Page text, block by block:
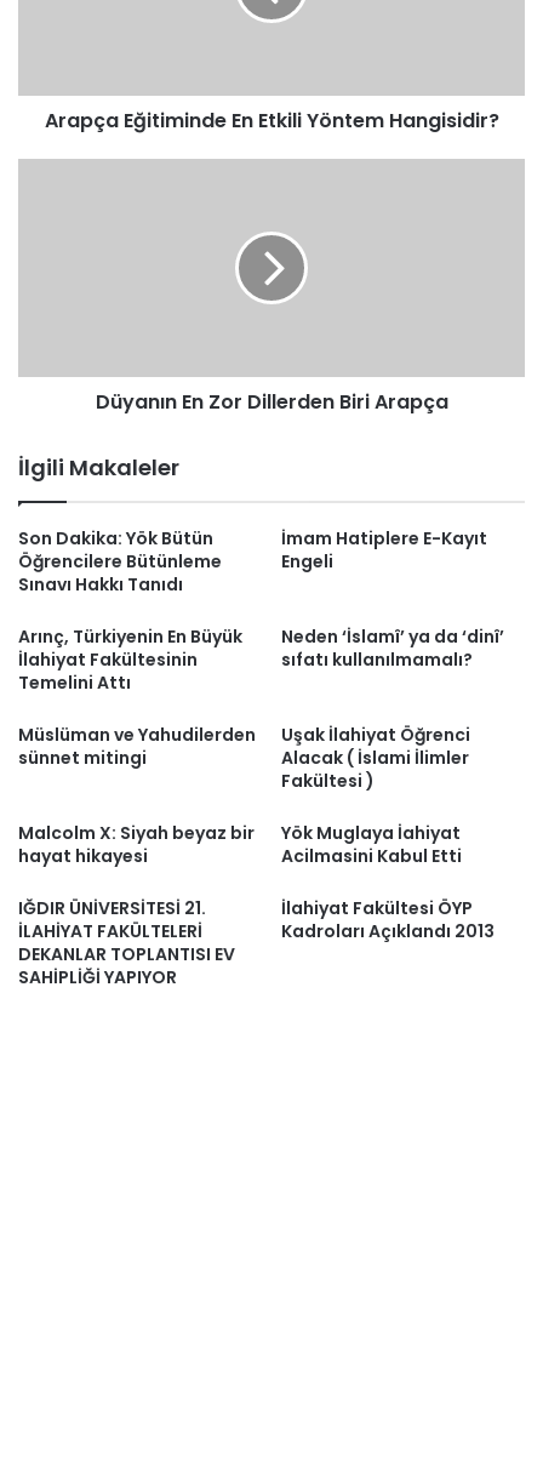
Arapça Eğitiminde En Etkili Yöntem Hangisidir?
Düyanın En Zor Dillerden Biri Arapça
İlgili Makaleler
Son Dakika: Yök Bütün
Öğrencilere Bütünleme
Sınavı Hakkı Tanıdı
İmam Hatiplere E-Kayıt
Engeli
Arınç, Türkiyenin En Büyük
İlahiyat Fakültesinin
Temelini Attı
Neden ‘İslamî’ ya da ‘dinî’
sıfatı kullanılmamalı?
Müslüman ve Yahudilerden
sünnet mitingi
Uşak İlahiyat Öğrenci
Alacak ( İslami İlimler
Fakültesi )
Malcolm X: Siyah beyaz bir
hayat hikayesi
Yök Muglaya İahiyat
Acilmasini Kabul Etti
IĞDIR ÜNİVERSİTESİ 21.
İLAHİYAT FAKÜLTELERİ
DEKANLAR TOPLANTISI EV
SAHİPLİĞİ YAPIYOR
İlahiyat Fakültesi ÖYP
Kadroları Açıklandı 2013